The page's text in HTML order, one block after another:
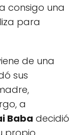
consigo una
para
de una
sus
a
Baba decidió